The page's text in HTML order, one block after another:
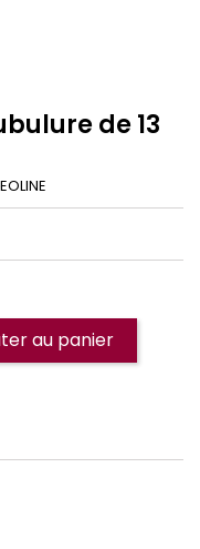
de 13
au panier